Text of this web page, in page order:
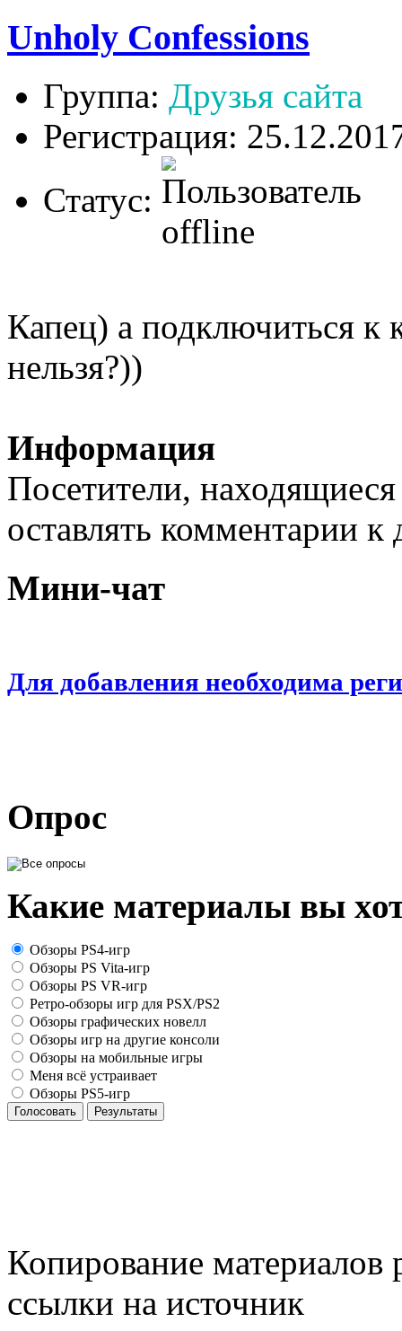
Unholy Confessions
Группа: Друзья сайта
Регистрация:
Статус:
Капец) а подключиться
нельзя?))
Информация
Посетители,
оставлять комментарии
Мини-чат
Для добавления необходима
Опрос
Какие материалы вы
Обзоры PS4-игр
Обзоры PS Vita-игр
Обзоры PS VR-игр
Ретро-обзоры игр для PSX/PS2
Обзоры графических новелл
Обзоры игр на другие консоли
Обзоры на мобильные игры
Меня всё устраивает
Обзоры PS5-игр
Голосовать Результаты
Копирование материалов
ссылки на источник